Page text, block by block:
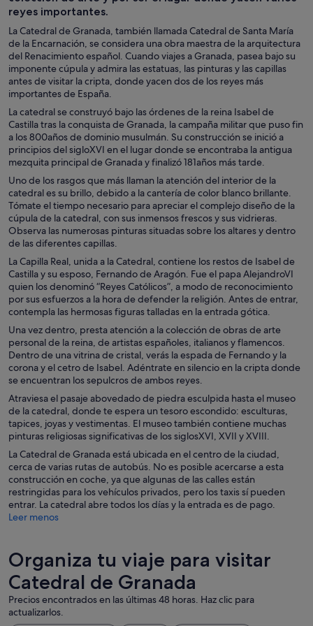
reyes importantes.
La Catedral de Granada, también llamada Catedral de Santa María
de la Encarnación, se considera una obra maestra de la arquitectura
del Renacimiento español. Cuando viajes a Granada, pasea bajo su
imponente cúpula y admira las estatuas, las pinturas y las capillas
antes de visitar la cripta, donde yacen dos de los reyes más
importantes de España.
La catedral se construyó bajo las órdenes de la reina Isabel de
Castilla tras la conquista de Granada, la campaña militar que puso fin
a los 800años de dominio musulmán. Su construcción se inició a
principios del sigloXVI en el lugar donde se encontraba la antigua
mezquita principal de Granada y finalizó 181años más tarde.
Uno de los rasgos que más llaman la atención del interior de la
catedral es su brillo, debido a la cantería de color blanco brillante.
Tómate el tiempo necesario para apreciar el complejo diseño de la
cúpula de la catedral, con sus inmensos frescos y sus vidrieras.
Observa las numerosas pinturas situadas sobre los altares y dentro
de las diferentes capillas.
La Capilla Real, unida a la Catedral, contiene los restos de Isabel de
Castilla y su esposo, Fernando de Aragón. Fue el papa AlejandroVI
quien los denominó “Reyes Católicos”, a modo de reconocimiento
por sus esfuerzos a la hora de defender la religión. Antes de entrar,
contempla las hermosas figuras talladas en la entrada gótica.
Una vez dentro, presta atención a la colección de obras de arte
personal de la reina, de artistas españoles, italianos y flamencos.
Dentro de una vitrina de cristal, verás la espada de Fernando y la
corona y el cetro de Isabel. Adéntrate en silencio en la cripta donde
se encuentran los sepulcros de ambos reyes.
Atraviesa el pasaje abovedado de piedra esculpida hasta el museo
de la catedral, donde te espera un tesoro escondido: esculturas,
tapices, joyas y vestimentas. El museo también contiene muchas
pinturas religiosas significativas de los siglosXVI, XVII y XVIII.
La Catedral de Granada está ubicada en el centro de la ciudad,
cerca de varias rutas de autobús. No es posible acercarse a esta
construcción en coche, ya que algunas de las calles están
restringidas para los vehículos privados, pero los taxis sí pueden
entrar. La catedral abre todos los días y la entrada es de pago.
Leer menos
Organiza tu viaje para visitar
Catedral de Granada
Precios encontrados en las últimas 48 horas. Haz clic para
actualizarlos.